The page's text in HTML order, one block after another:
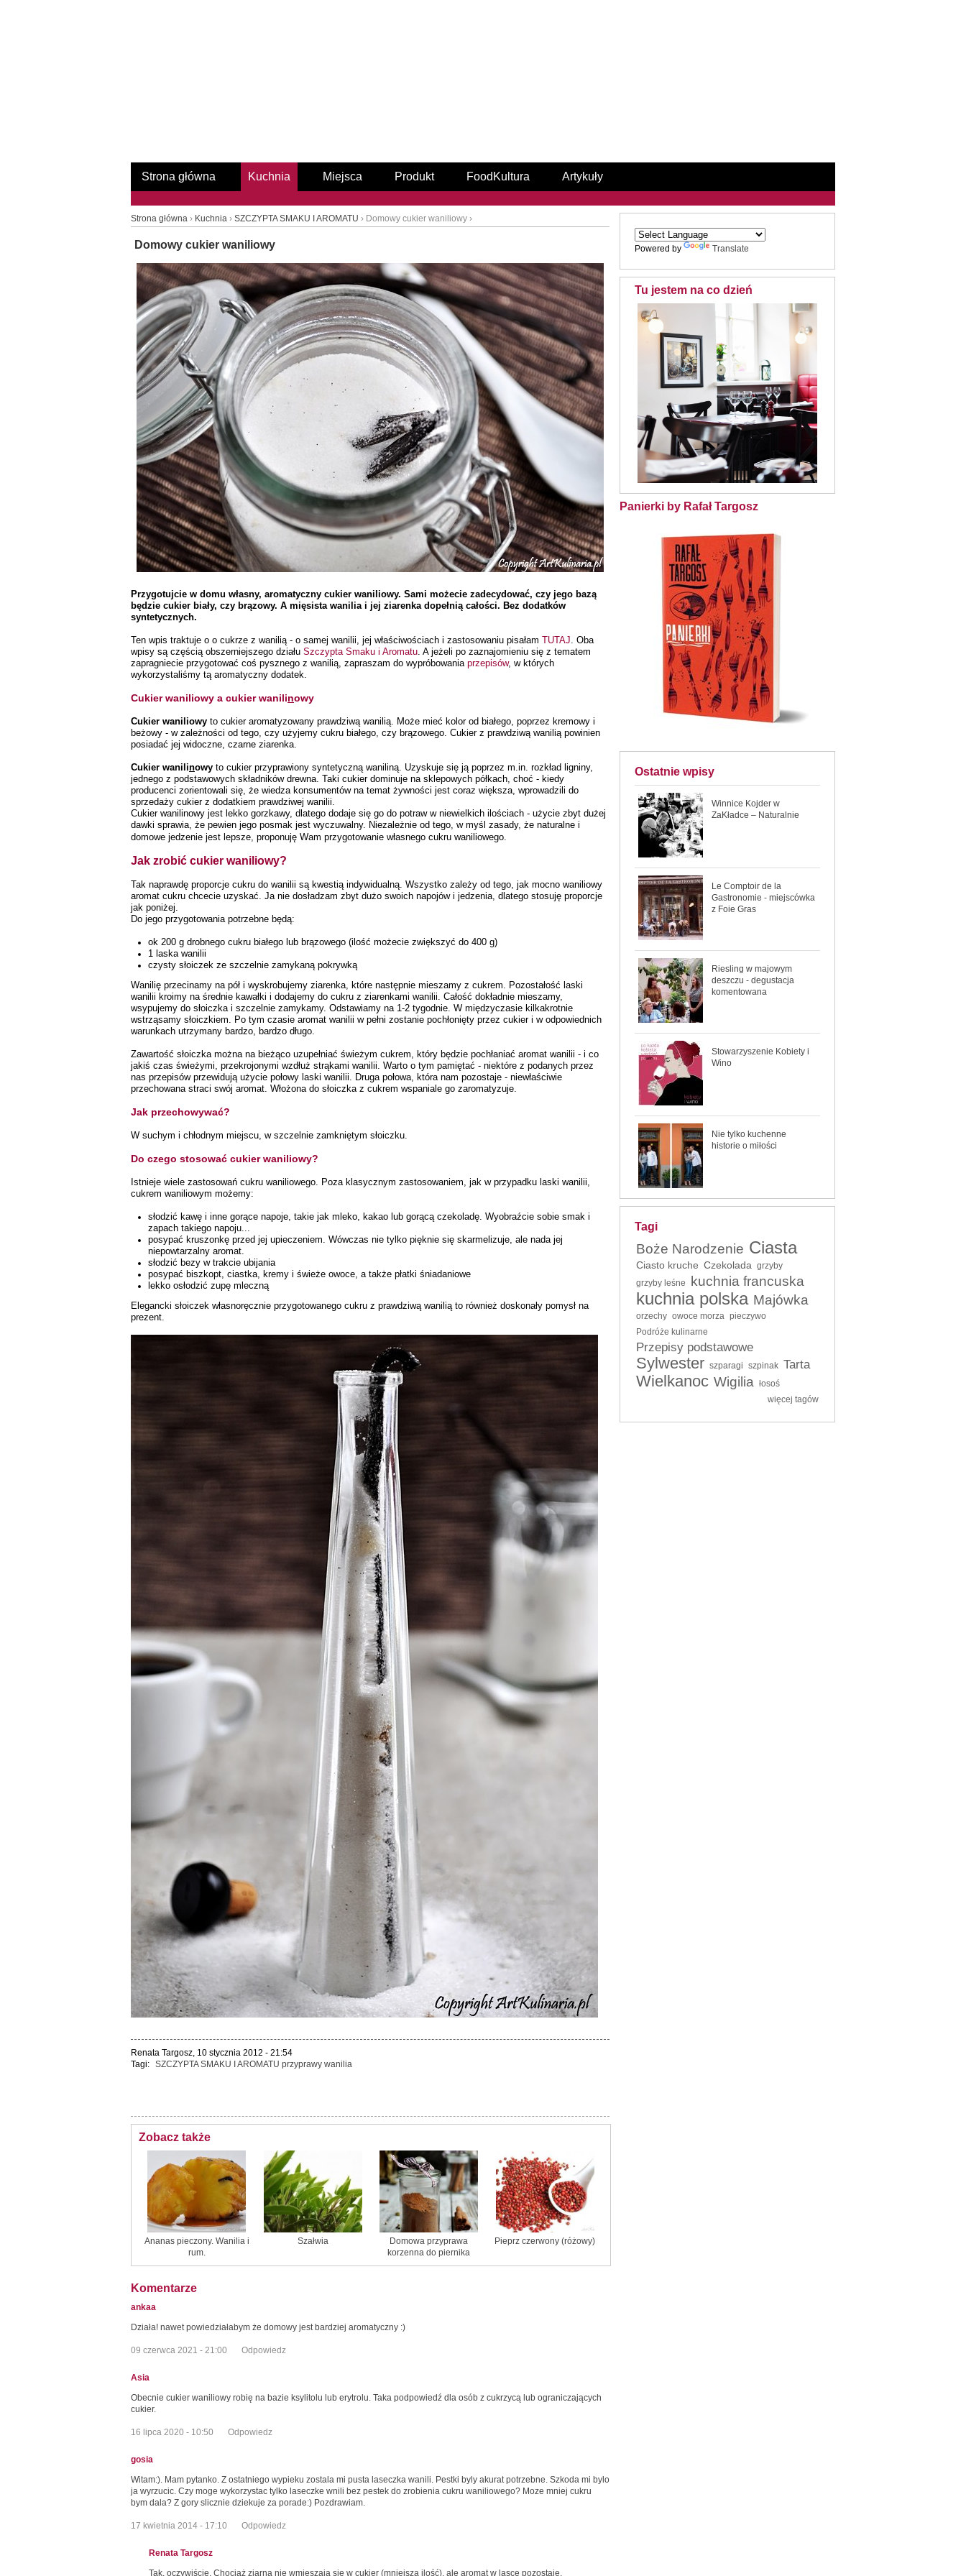
Strona główna Kuchnia Miejsca Produkt FoodKultura Artykuły
Strona główna › Kuchnia › SZCZYPTA SMAKU I AROMATU › Domowy cukier waniliowy ›
Domowy cukier waniliowy
Przygotujcie w domu własny, aromatyczny cukier waniliowy. Sami możecie zadecydować, czy jego bazą
będzie cukier biały, czy brązowy. A mięsista wanilia i jej ziarenka dopełnią całości. Bez dodatków
syntetycznych.
Ten wpis traktuje o o cukrze z wanilią - o samej wanilii, jej właściwościach i zastosowaniu pisałam TUTAJ. Oba
wpisy są częścią obszerniejszego działu Szczypta Smaku i Aromatu. A jeżeli po zaznajomieniu się z tematem
zapragniecie przygotować coś pysznego z wanilią, zapraszam do wypróbowania przepisów, w których
wykorzystaliśmy tą aromatyczny dodatek.
Cukier waniliowy a cukier wanilinowy
Cukier waniliowy to cukier aromatyzowany prawdziwą wanilią. Może mieć kolor od białego, poprzez kremowy i
beżowy - w zależności od tego, czy użyjemy cukru białego, czy brązowego. Cukier z prawdziwą wanilią powinien
posiadać jej widoczne, czarne ziarenka.
Cukier wanilinowy to cukier przyprawiony syntetyczną waniliną. Uzyskuje się ją poprzez m.in. rozkład ligniny,
jednego z podstawowych składników drewna. Taki cukier dominuje na sklepowych półkach, choć - kiedy
producenci zorientowali się, że wiedza konsumentów na temat żywności jest coraz większa, wprowadzili do
sprzedaży cukier z dodatkiem prawdziwej wanilii.
Cukier wanilinowy jest lekko gorzkawy, dlatego dodaje się go do potraw w niewielkich ilościach - użycie zbyt dużej
dawki sprawia, że pewien jego posmak jest wyczuwalny. Niezależnie od tego, w myśl zasady, że naturalne i
domowe jedzenie jest lepsze, proponuję Wam przygotowanie własnego cukru waniliowego.
Jak zrobić cukier waniliowy?
Tak naprawdę proporcje cukru do wanilii są kwestią indywidualną. Wszystko zależy od tego, jak mocno waniliowy
aromat cukru chcecie uzyskać. Ja nie dosładzam zbyt dużo swoich napojów i jedzenia, dlatego stosuję proporcje
jak poniżej.
Do jego przygotowania potrzebne będą:
ok 200 g drobnego cukru białego lub brązowego (ilość możecie zwiększyć do 400 g)
1 laska wanilii
czysty słoiczek ze szczelnie zamykaną pokrywką
Wanilię przecinamy na pół i wyskrobujemy ziarenka, które następnie mieszamy z cukrem. Pozostałość laski
wanilii kroimy na średnie kawałki i dodajemy do cukru z ziarenkami wanilii. Całość dokładnie mieszamy,
wsypujemy do słoiczka i szczelnie zamykamy. Odstawiamy na 1-2 tygodnie. W międzyczasie kilkakrotnie
wstrząsamy słoiczkiem. Po tym czasie aromat wanilii w pełni zostanie pochłonięty przez cukier i w odpowiednich
warunkach utrzymany bardzo, bardzo długo.
Zawartość słoiczka można na bieżąco uzupełniać świeżym cukrem, który będzie pochłaniać aromat wanilii - i co
jakiś czas świeżymi, przekrojonymi wzdłuż strąkami wanilii. Warto o tym pamiętać - niektóre z podanych przez
nas przepisów przewidują użycie połowy laski wanilii. Druga połowa, która nam pozostaje - niewłaściwie
przechowana straci swój aromat. Włożona do słoiczka z cukrem wspaniale go zaromatyzuje.
Jak przechowywać?
W suchym i chłodnym miejscu, w szczelnie zamkniętym słoiczku.
Do czego stosować cukier waniliowy?
Istnieje wiele zastosowań cukru waniliowego. Poza klasycznym zastosowaniem, jak w przypadku laski wanilii,
cukrem waniliowym możemy:
słodzić kawę i inne gorące napoje, takie jak mleko, kakao lub gorącą czekoladę. Wyobraźcie sobie smak i
zapach takiego napoju...
posypać kruszonkę przed jej upieczeniem. Wówczas nie tylko pięknie się skarmelizuje, ale nada jej
niepowtarzalny aromat.
słodzić bezy w trakcie ubijania
posypać biszkopt, ciastka, kremy i świeże owoce, a także płatki śniadaniowe
lekko osłodzić zupę mleczną
Elegancki słoiczek własnoręcznie przygotowanego cukru z prawdziwą wanilią to również doskonały pomysł na
prezent.
Renata Targosz, 10 stycznia 2012 - 21:54
Tagi: SZCZYPTA SMAKU I AROMATU przyprawy wanilia
Zobacz także
Ananas pieczony. Wanilia i
rum.
Szałwia
Domowa przyprawa
korzenna do piernika
Pieprz czerwony (różowy)
Komentarze
ankaa
Działa! nawet powiedziałabym że domowy jest bardziej aromatyczny :)
09 czerwca 2021 - 21:00 Odpowiedz
Asia
Obecnie cukier waniliowy robię na bazie ksylitolu lub erytrolu. Taka podpowiedź dla osób z cukrzycą lub ograniczających
cukier.
16 lipca 2020 - 10:50 Odpowiedz
gosia
Witam:). Mam pytanko. Z ostatniego wypieku zostala mi pusta laseczka wanili. Pestki byly akurat potrzebne. Szkoda mi bylo
ja wyrzucic. Czy moge wykorzystac tylko laseczke wnili bez pestek do zrobienia cukru waniliowego? Moze mniej cukru
bym dala? Z gory slicznie dziekuje za porade:) Pozdrawiam.
17 kwietnia 2014 - 17:10 Odpowiedz
Renata Targosz
Tak, oczywiście. Chociaż ziarna nie wmieszają się w cukier (mniejsza ilość), ale aromat w lasce pozostaje.
Powered by Translate
Tu jestem na co dzień
Panierki by Rafał Targosz
Ostatnie wpisy
Winnice Kojder w
ZaKładce – Naturalnie
Le Comptoir de la
Gastronomie - miejscówka
z Foie Gras
Riesling w majowym
deszczu - degustacja
komentowana
Stowarzyszenie Kobiety i
Wino
Nie tylko kuchenne
historie o miłości
Tagi
Boże Narodzenie Ciasta
Ciasto kruche Czekolada grzyby
grzyby leśne
kuchnia francuska
kuchnia polska Majówka
orzechy owoce morza pieczywo
Podróże kulinarne
Przepisy podstawowe
Sylwester szparagi szpinak Tarta
Wielkanoc Wigilia łosoś
więcej tagów